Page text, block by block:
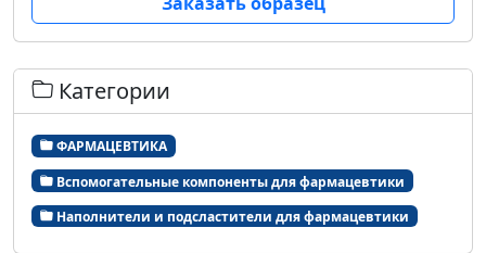
Категории
ФАРМАЦЕВТИКА
Вспомогательные компоненты для фармацевтики
Наполнители и подсластители для фармацевтики